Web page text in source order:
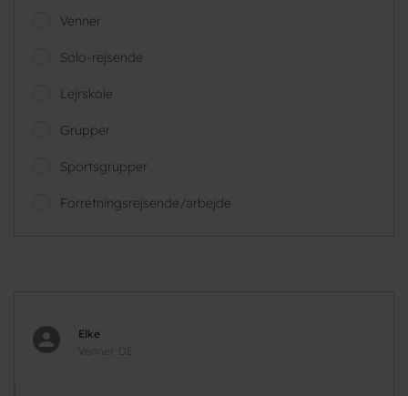
Venner
Solo-rejsende
Lejrskole
Grupper
Sportsgrupper
Forretningsrejsende/arbejde
Elke
Venner, DE